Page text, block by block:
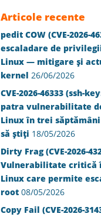
Articole recente
pedit COW (CVE-2026-
escaladare de
Linux — mitigare și
kernel 26/06/2026
CVE-2026-46333 (ssh-
patra vulnerabilitate
Linux în trei
să știți 18/05/2026
Dirty Frag (CVE-2026-
Vulnerabilitate critică
Linux care permite
root 08/05/2026
Copy Fail (CVE-2026-